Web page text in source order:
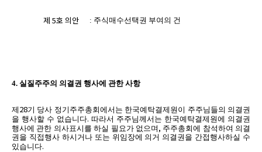
제5호 의안 : 주식매수선택권 부여의 건
4. 실질주주의 의결권 행사에 관한 사항
제 28기 당사 정기주주총회에서는 한국예탁결제원이 주주님들의 의결권
을 행사할 수 없습니다. 따라서 주주님께서는 한국예탁결제원에 의결권
행사에 관한 의사표시를 하실 필요가 없으며 , 주주총회에 참석하여 의결
권을 직접행사 하시거나 또는 위임장에 의거 의결권을 간접행사하실 수
있습니다.